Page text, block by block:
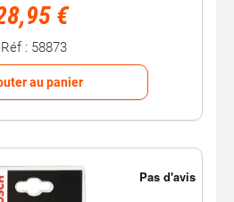
€
Réf : 58873
au panier